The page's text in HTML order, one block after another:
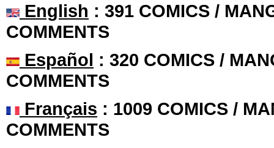
English : 391 COMICS /
COMMENTS
Español : 320 COMICS /
COMMENTS
Français : 1009 COMICS /
COMMENTS